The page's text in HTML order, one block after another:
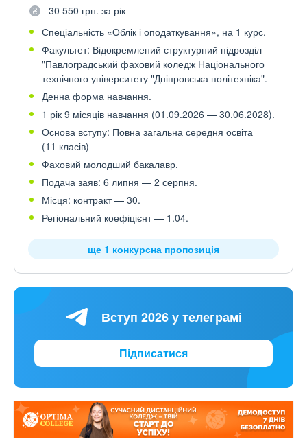
30 550 грн. за рік
Спеціальність «Облік і оподаткування», на 1 курс.
Факультет: Відокремлений структурний підрозділ
"Павлоградський фаховий коледж Національного
технічного університету "Дніпровська політехніка".
Денна форма навчання.
1 рік 9 місяців навчання (01.09.2026 — 30.06.2028).
Основа вступу: Повна загальна середня освіта
(11 класів)
Фаховий молодший бакалавр.
Подача заяв: 6 липня — 2 серпня.
Місця: контракт — 30.
Регіональний коефіцієнт — 1.04.
ще 1 конкурсна пропозиція
Вступ 2026 у телеграмі
Підписатися